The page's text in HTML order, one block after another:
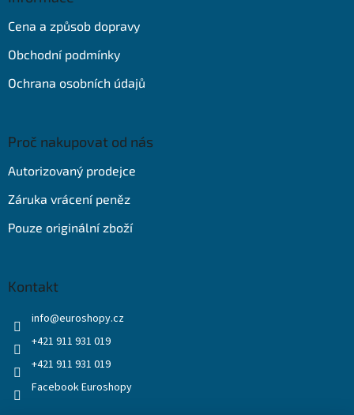
Cena a způsob dopravy
Obchodní podmínky
Ochrana osobních údajů
Proč nakupovat od nás
Autorizovaný prodejce
Záruka vrácení peněz
Pouze originální zboží
Kontakt
info@euroshopy.cz
+421 911 931 019
+421 911 931 019
Facebook Euroshopy